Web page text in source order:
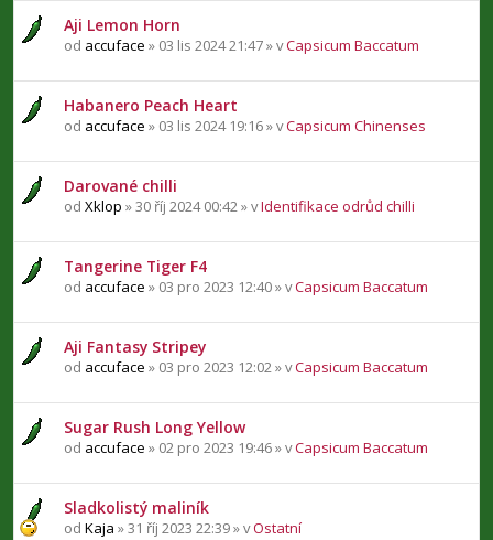
Aji Lemon Horn
od accuface » 03 lis 2024 21:47 » vCapsicum Baccatum
Habanero Peach Heart
od accuface » 03 lis 2024 19:16 » vCapsicum Chinenses
Darované chilli
od Xklop » 30 říj 2024 00:42 » vIdentifikace odrůd chilli
Tangerine Tiger F4
od accuface » 03 pro 2023 12:40 » vCapsicum Baccatum
Aji Fantasy Stripey
od accuface » 03 pro 2023 12:02 » vCapsicum Baccatum
Sugar Rush Long Yellow
od accuface » 02 pro 2023 19:46 » vCapsicum Baccatum
Sladkolistý maliník
od Kaja » 31 říj 2023 22:39 » vOstatní